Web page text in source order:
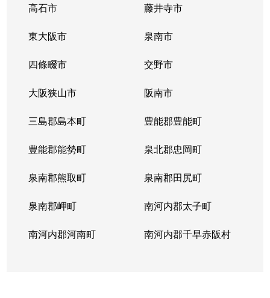
高石市 藤井寺市
東大阪市 泉南市
四條畷市 交野市
大阪狭山市 阪南市
三島郡島本町 豊能郡豊能町
豊能郡能勢町 泉北郡忠岡町
泉南郡熊取町 泉南郡田尻町
泉南郡岬町 南河内郡太子町
南河内郡河南町 南河内郡千早赤阪村